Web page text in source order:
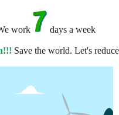
work days a week
Save the world. Let's